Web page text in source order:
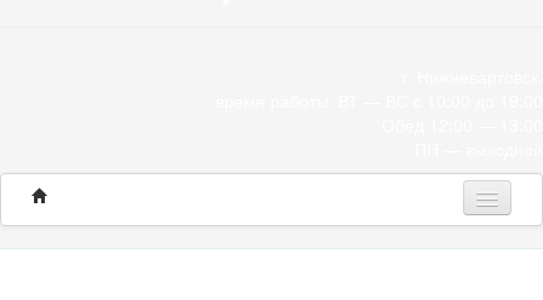
Программы